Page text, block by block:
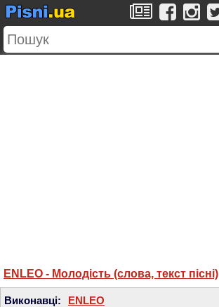
ENLEO - Молодість (слова, текст пісні)
Виконавці: ENLEO